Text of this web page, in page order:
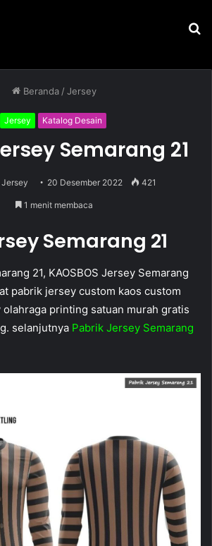
Beranda /Jersey
Jersey Katalog Desain
Semarang 21
Jersey 20 Desember 2022 421
1 menit membaca
Semarang 21
21, KAOSBOS Jersey Semarang
pabrik jersey custom kaos custom
printing satuan murah gratis
selanjutnya Pabrik Jersey Semarang